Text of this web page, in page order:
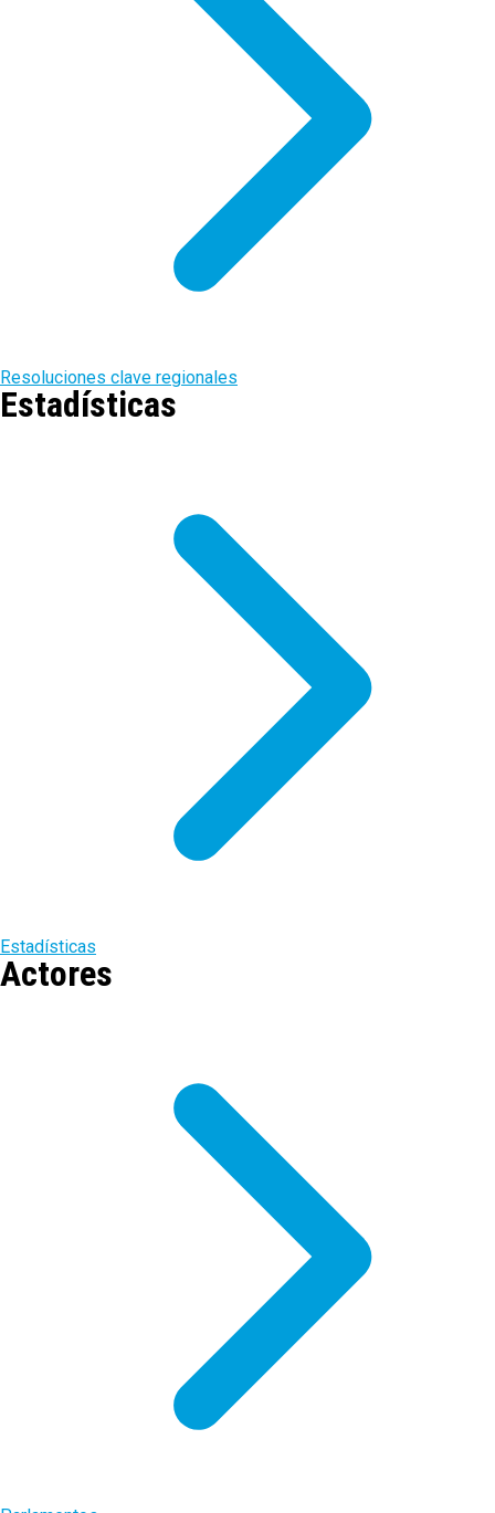
Resoluciones clave regionales
Estadísticas
Estadísticas
Actores